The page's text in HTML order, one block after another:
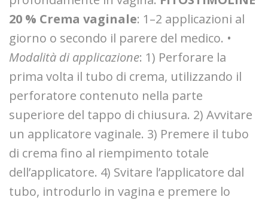
20 % Crema vaginale: 1–2 applicazioni al
giorno o secondo il parere del medico. •
Modalità di applicazione: 1) Perforare la
prima volta il tubo di crema, utilizzando il
perforatore contenuto nella parte
superiore del tappo di chiusura. 2) Avvitare
un applicatore vaginale. 3) Premere il tubo
di crema fino al riempimento totale
dell’applicatore. 4) Svitare l’applicatore dal
tubo, introdurlo in vagina e premere lo